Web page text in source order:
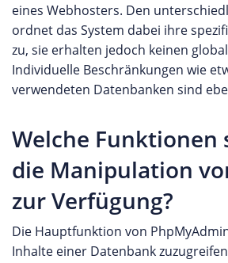
eines Webhosters. Den
ordnet das System dabei ihre
zu, sie erhalten jedoch keinen
Individuelle Beschränkungen wie
verwendeten Datenbanken sind
Welche Funktionen
die Manipulation
zur Verfügung?
Die Hauptfunktion von
Inhalte einer Datenbank